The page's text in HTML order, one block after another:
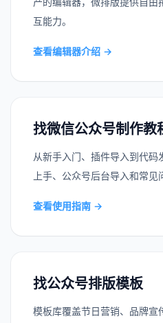
互能力。
查看编辑器介绍 →
找微信公众号制作教
从新手入门、插件导入到代
上手、公众号后台导入和常见
查看使用指南 →
找公众号排版模板
模板库覆盖节日营销、品牌宣